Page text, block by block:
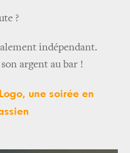
?
indépendant.
argent au bar !
une soirée en